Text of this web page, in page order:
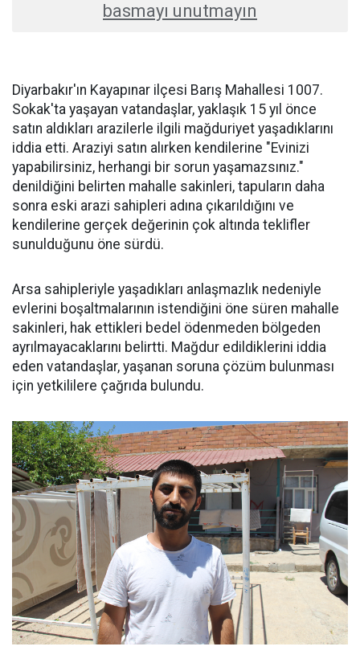
basmayı unutmayın
Diyarbakır'ın Kayapınar ilçesi Barış Mahallesi 1007.
Sokak'ta yaşayan vatandaşlar, yaklaşık 15 yıl önce
satın aldıkları arazilerle ilgili mağduriyet yaşadıklarını
iddia etti. Araziyi satın alırken kendilerine "Evinizi
yapabilirsiniz, herhangi bir sorun yaşamazsınız."
denildiğini belirten mahalle sakinleri, tapuların daha
sonra eski arazi sahipleri adına çıkarıldığını ve
kendilerine gerçek değerinin çok altında teklifler
sunulduğunu öne sürdü.
Arsa sahipleriyle yaşadıkları anlaşmazlık nedeniyle
evlerini boşaltmalarının istendiğini öne süren mahalle
sakinleri, hak ettikleri bedel ödenmeden bölgeden
ayrılmayacaklarını belirtti. Mağdur edildiklerini iddia
eden vatandaşlar, yaşanan soruna çözüm bulunması
için yetkililere çağrıda bulundu.